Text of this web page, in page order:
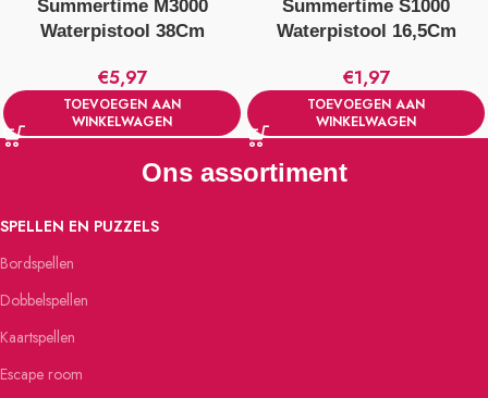
Summertime M3000
Waterpistool 38Cm
€5,97
TOEVOEGEN AAN
WINKELWAGEN
Summertime S1000
Waterpistool 16,5Cm
€1,97
TOEVOEGEN AAN
WINKELWAGEN
Ons assortiment
SPELLEN EN PUZZELS
Bordspellen
Dobbelspellen
Kaartspellen
Escape room